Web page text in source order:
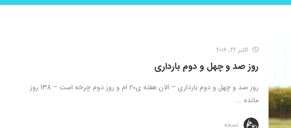
اکتبر 22, 2016
روز صد و چهل و دوم بارداری
روز صد و چهل و دوم بارداری – الان هفته ی20 ام و روز دوم چرخه است – 138 روز
مانده ...
نسخه